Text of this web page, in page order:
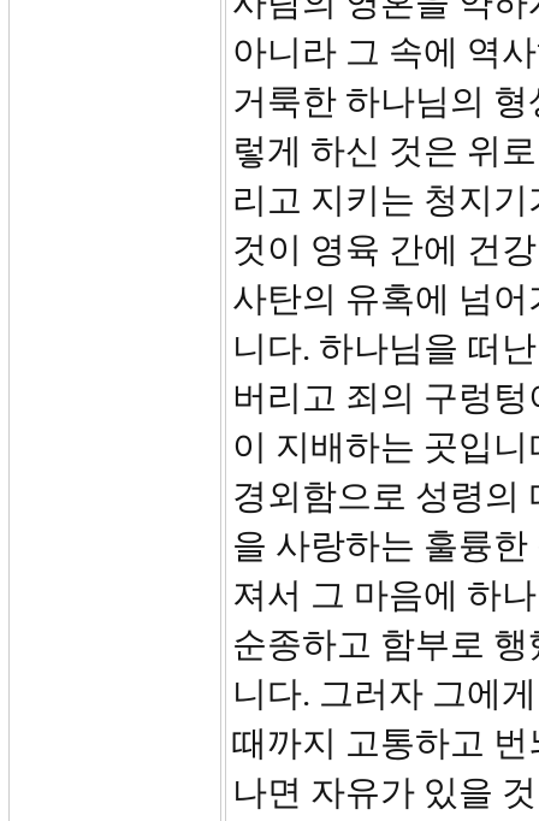
아니라 그 속에 역
거룩한 하나님의
렇게 하신 것은 위
리고 지키는 청지
것이 영육 간에 건
사탄의 유혹에 넘
니다. 하나님을 떠
버리고 죄의 구렁
이 지배하는 곳입
경외함으로 성령의
을 사랑하는 훌륭
져서 그 마음에 하
순종하고 함부로
니다. 그러자 그에
때까지 고통하고
나면 자유가 있을